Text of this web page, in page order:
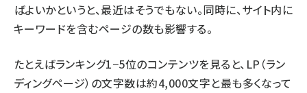
ばよいかというと、最近はそうでもない。同時に、サイト内に
キーワードを含むページの数も影響する。
たとえばランキング1−5位のコンテンツを見ると、LP（ラン
ディングページ）の文字数は約4,000文字と最も多くなって